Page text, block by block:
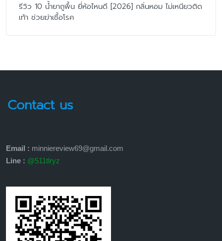
รีวิว 10 น้ำยาถูพื้น ยี่ห้อไหนดี [2026] กลิ่นหอม ไม่เหนียวติด
เท้า ช่วยฆ่าเชื้อโรค
Contact us
Email : minniereview69@gmail.com
Line : @511tlryz